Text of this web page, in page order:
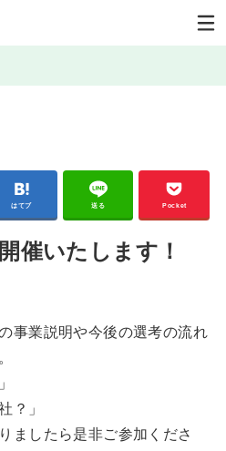
はてブ 送る Pocket
催いたします！
事業説明や今後の選考の流れ
？」
ましたら是非ご参加くださ